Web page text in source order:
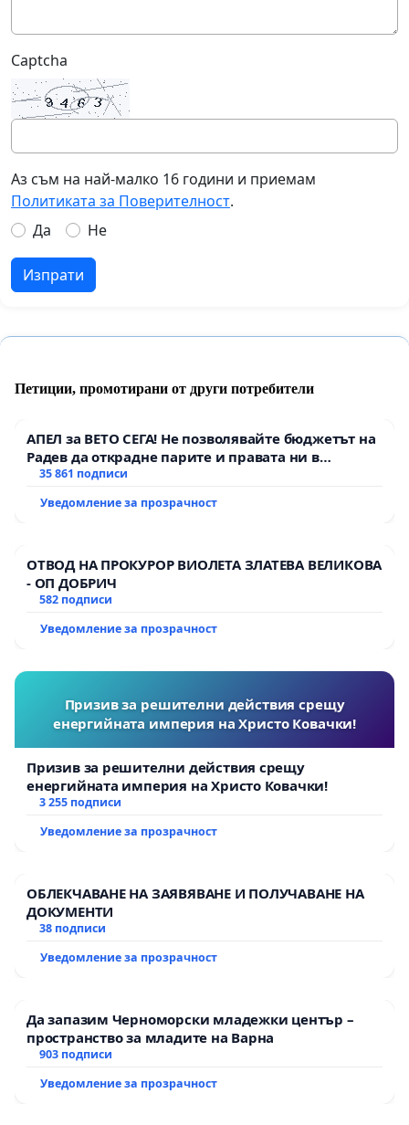
Captcha
Аз съм на най-малко 16 години и приемам
Политиката за Поверителност.
Да
Не
Изпрати
Петиции, промотирани от други потребители
АПЕЛ за ВЕТО СЕГА! Не позволявайте бюджетът на
Радев да открадне парите и правата ни в
тъмното
35 861 подписи
Уведомление за прозрачност
ОТВОД НА ПРОКУРОР ВИОЛЕТА ЗЛАТЕВА ВЕЛИКОВА
- ОП ДОБРИЧ
582 подписи
Уведомление за прозрачност
Призив за решителни действия срещу
енергийната империя на Христо Ковачки!
Призив за решителни действия срещу
енергийната империя на Христо Ковачки!
3 255 подписи
Уведомление за прозрачност
ОБЛЕКЧАВАНЕ НА ЗАЯВЯВАНЕ И ПОЛУЧАВАНЕ НА
ДОКУМЕНТИ
38 подписи
Уведомление за прозрачност
Да запазим Черноморски младежки център –
пространство за младите на Варна
903 подписи
Уведомление за прозрачност